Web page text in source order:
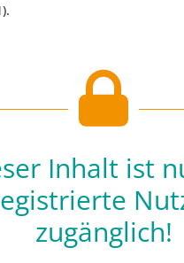
Inhalt ist
zugänglich!